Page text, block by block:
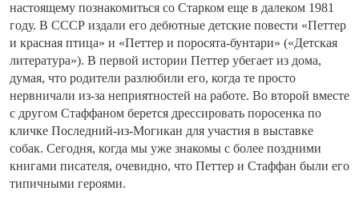
настоящему познакомиться со Старком еще в далеком 1981
году. В СССР издали его дебютные детские повести «Петтер
и красная птица» и «Петтер и поросята-бунтари» («Детская
литература»). В первой истории Петтер убегает из дома,
думая, что родители разлюбили его, когда те просто
нервничали из-за неприятностей на работе. Во второй вместе
с другом Стаффаном берется дрессировать поросенка по
кличке Последний-из-Могикан для участия в выставке
собак. Сегодня, когда мы уже знакомы с более поздними
книгами писателя, очевидно, что Петтер и Стаффан были его
типичными героями.